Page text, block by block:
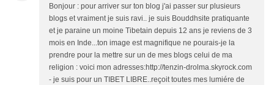
Bonjour : pour arriver sur ton blog j'ai passer sur plusieurs
blogs et vraiment je suis ravi.. je suis Bouddhsite pratiquante
et je paraine un moine Tibetain depuis 12 ans je reviens de 3
mois en Inde...ton image est magnifique ne pourais-je la
prendre pour la mettre sur un de mes blogs celui de ma
religion : voici mon adresses:http://tenzin-drolma.skyrock.com
- je suis pour un TIBET LIBRE..reçoit toutes mes lumiére de